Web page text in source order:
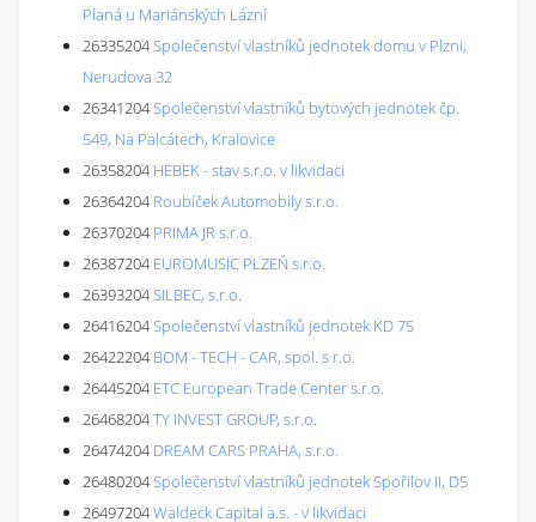
Planá u Mariánských Lázní
26335204Společenství vlastníků jednotek domu v Plzni,
Nerudova 32
26341204Společenství vlastníků bytových jednotek čp.
549, Na Palcátech, Kralovice
26358204 HEBEK - stav s.r.o. v likvidaci
26364204 Roubíček Automobily s.r.o.
26370204 PRIMA JR s.r.o.
26387204 EUROMUSIC PLZEŇ s.r.o.
26393204SILBEC, s.r.o.
26416204Společenství vlastníků jednotek KD 75
26422204 BOM - TECH - CAR, spol. s r.o.
26445204 ETC European Trade Center s.r.o.
26468204TY INVEST GROUP, s.r.o.
26474204 DREAM CARS PRAHA, s.r.o.
26480204Společenství vlastníků jednotek Spořilov II, D5
26497204Waldeck Capital a.s. - v likvidaci